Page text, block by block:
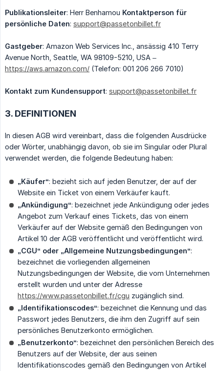
Publikationsleiter: Herr Benhamou Kontaktperson für
persönliche Daten: support@passetonbillet.fr
Gastgeber: Amazon Web Services Inc., ansässig 410 Terry
Avenue North, Seattle, WA 98109-5210, USA –
https://aws.amazon.com/ (Telefon: 001 206 266 7010)
Kontakt zum Kundensupport: support@passetonbillet.fr
3. DEFINITIONEN
In diesen AGB wird vereinbart, dass die folgenden Ausdrücke
oder Wörter, unabhängig davon, ob sie im Singular oder Plural
verwendet werden, die folgende Bedeutung haben:
„Käufer“: bezieht sich auf jeden Benutzer, der auf der
Website ein Ticket von einem Verkäufer kauft.
„Ankündigung“: bezeichnet jede Ankündigung oder jedes
Angebot zum Verkauf eines Tickets, das von einem
Verkäufer auf der Website gemäß den Bedingungen von
Artikel 10 der AGB veröffentlicht und veröffentlicht wird.
„CGU“ oder „Allgemeine Nutzungsbedingungen“:
bezeichnet die vorliegenden allgemeinen
Nutzungsbedingungen der Website, die vom Unternehmen
erstellt wurden und unter der Adresse
https://www.passetonbillet.fr/cgu zugänglich sind.
„Identifikationscodes“: bezeichnet die Kennung und das
Passwort jedes Benutzers, die ihm den Zugriff auf sein
persönliches Benutzerkonto ermöglichen.
„Benutzerkonto“: bezeichnet den persönlichen Bereich des
Benutzers auf der Website, der aus seinen
Identifikationscodes gemäß den Bedingungen von Artikel